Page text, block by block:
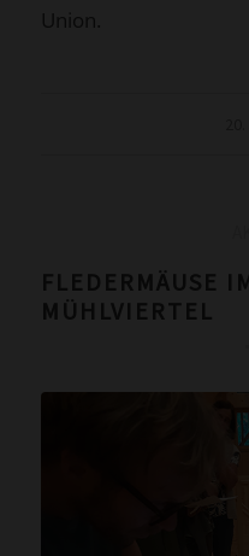
Union.
FLEDERMÄUSE
MÜHLVIERTEL